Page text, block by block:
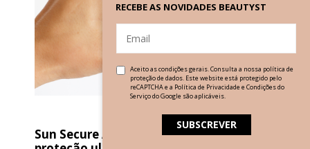
Sun Secure Aqua Fluide SPF50+:
RECEBE AS NOVIDADES BEAUTYST
Aceito as condições gerais. Consulta a nossa política de
proteção de dados. Este website está protegido pelo
reCAPTCHA e a Política de Privacidade e Condições do
Serviçodo Google são aplicáveis.